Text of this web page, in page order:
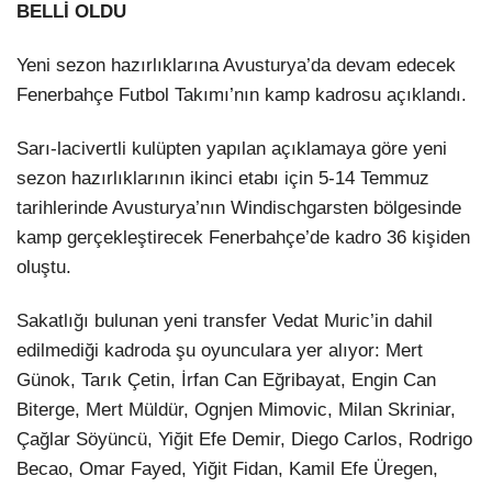
BELLİ OLDU
Yeni sezon hazırlıklarına Avusturya’da devam edecek
Fenerbahçe Futbol Takımı’nın kamp kadrosu açıklandı.
Sarı-lacivertli kulüpten yapılan açıklamaya göre yeni
sezon hazırlıklarının ikinci etabı için 5-14 Temmuz
tarihlerinde Avusturya’nın Windischgarsten bölgesinde
kamp gerçekleştirecek Fenerbahçe’de kadro 36 kişiden
oluştu.
Sakatlığı bulunan yeni transfer Vedat Muric’in dahil
edilmediği kadroda şu oyunculara yer alıyor: Mert
Günok, Tarık Çetin, İrfan Can Eğribayat, Engin Can
Biterge, Mert Müldür, Ognjen Mimovic, Milan Skriniar,
Çağlar Söyüncü, Yiğit Efe Demir, Diego Carlos, Rodrigo
Becao, Omar Fayed, Yiğit Fidan, Kamil Efe Üregen,